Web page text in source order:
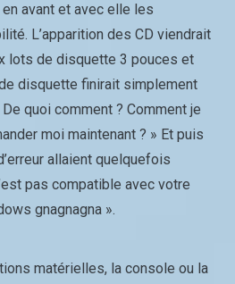
avant et avec elle les
L’apparition des CD viendrait
lots de disquette 3 pouces et
disquette finirait simplement
quoi comment ? Comment je
moi maintenant ? » Et puis
allaient quelquefois
pas compatible avec votre
gnagnagna ».
matérielles, la console ou la